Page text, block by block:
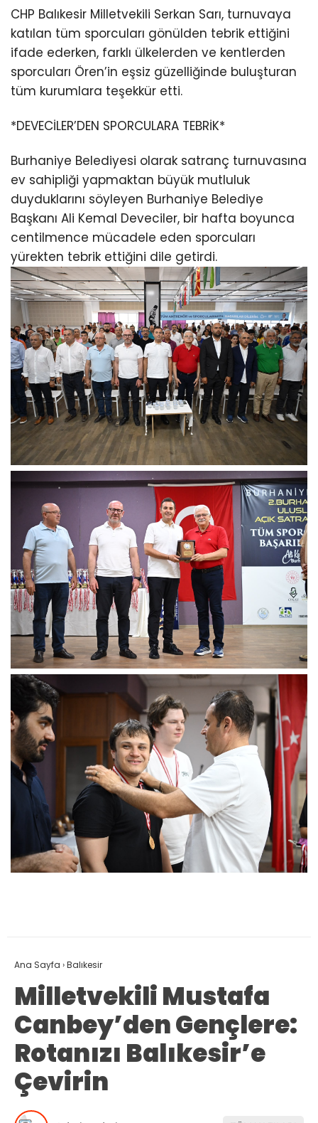
CHP Balıkesir Milletvekili Serkan Sarı, turnuvaya
katılan tüm sporcuları gönülden tebrik ettiğini
ifade ederken, farklı ülkelerden ve kentlerden
sporcuları Ören’in eşsiz güzelliğinde buluşturan
tüm kurumlara teşekkür etti.
*DEVECİLER’DEN SPORCULARA TEBRİK*
Burhaniye Belediyesi olarak satranç turnuvasına
ev sahipliği yapmaktan büyük mutluluk
duyduklarını söyleyen Burhaniye Belediye
Başkanı Ali Kemal Deveciler, bir hafta boyunca
centilmence mücadele eden sporcuları
yürekten tebrik ettiğini dile getirdi.
Ana Sayfa ›Balıkesir
Milletvekili Mustafa
Canbey’den Gençlere:
Rotanızı Balıkesir’e
Çevirin